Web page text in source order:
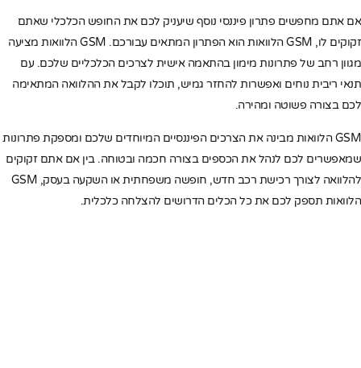
אם אתם מחפשים פתרון פיננסי נוסף שיעניק לכם את החופש הכלכלי שאתם
זקוקים לו, GSM הלוואות הוא הפתרון המתאים עבורכם. GSM הלוואות מציעה
מגוון רחב של פתרונות מימון בהתאמה אישית לצרכים הכלכליים שלכם. עם
תנאי ריבית נוחים ואפשרות להחזר גמיש, תוכלו לקבל את ההלוואה המתאימה
לכם בצורה פשוטה ומהירה.
GSM הלוואות מבינה את הצרכים הפיננסיים המיוחדים שלכם ומספקת פתרונות
שמאפשרים לכם לנהל את הכספים בצורה חכמה ובטוחה. בין אם אתם זקוקים
להלוואה לצורך רכישת רכב חדש, חופשה משפחתית או השקעה בעסק, GSM
הלוואות תספק לכם את כל הכלים הדרושים להצלחה כלכלית.